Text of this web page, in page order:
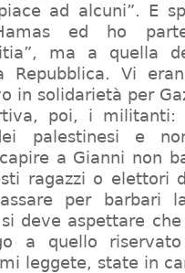
ad alcuni”. E
ed ho
ma a quella
Repubblica. Vi
in solidarietà per
poi, i militanti:
palestinesi e
a Gianni non
ragazzi o elettori
per barbari
deve aspettare
a quello
leggete, state in